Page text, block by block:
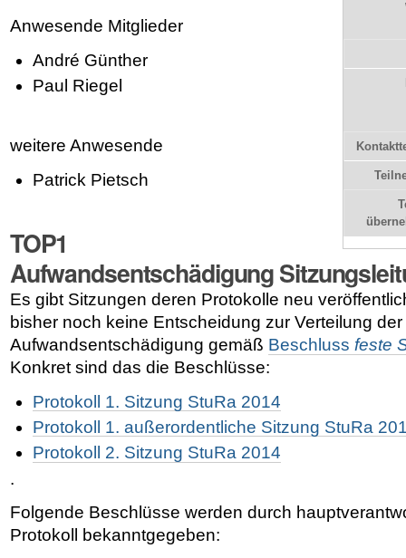
Anwesende Mitglieder
André Günther
Paul Riegel
weitere Anwesende
Patrick Pietsch
TOP1
Aufwandsentschädigung
Es gibt Sitzungen deren Protokolle neu
bisher noch keine Entscheidung zur Verteilung der
Aufwandsentschädigung gemäß Beschluss feste
Konkret sind das die Beschlüsse:
Protokoll 1. Sitzung StuRa 2014
Protokoll 1. außerordentliche Sitzung StuRa
Protokoll 2. Sitzung StuRa 2014
.
Folgende Beschlüsse werden durch
Protokoll bekanntgegeben: